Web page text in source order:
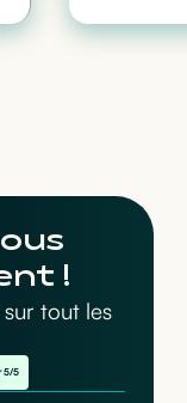
!
tout les
5/5